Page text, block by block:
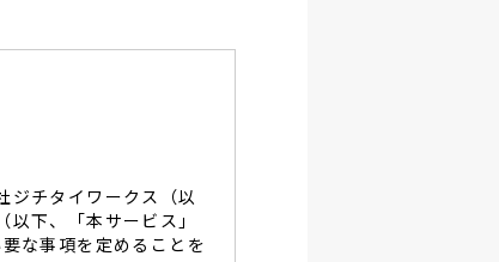
見直し、その改善と
改竄・漏洩等に対す
員及び従業員に徹底致
ジチタイワークス（以
下、「本サービス」
な事項を定めることを